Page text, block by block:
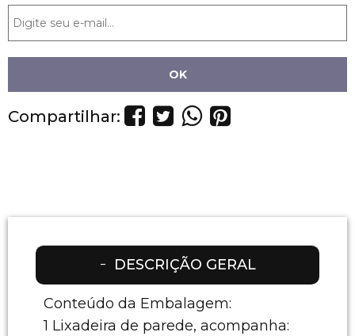
Compartilhar:
DESCRIÇÃO GERAL
Conteúdo da Embalagem:
1 Lixadeira de parede, acompanha: